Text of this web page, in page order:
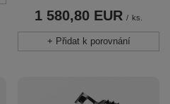
1 580,80 EUR / ks.
+ Přidat k porovnání